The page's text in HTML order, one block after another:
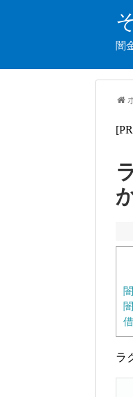
闇
ラ